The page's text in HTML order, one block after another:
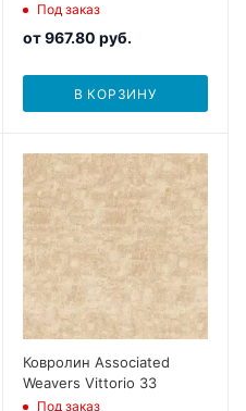
Под заказ
от967.80 руб.
В КОРЗИНУ
Ковролин Associated
Weavers Vittorio 33
Под заказ